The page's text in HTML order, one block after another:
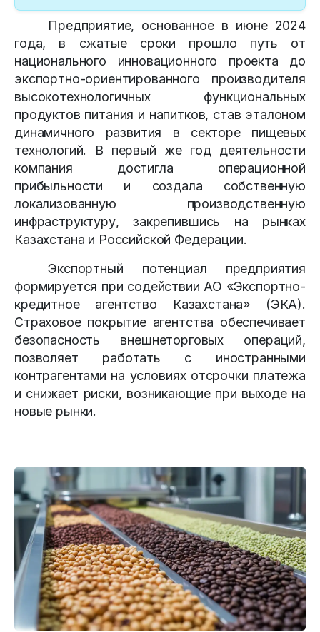
Предприятие, основанное в июне 2024
года, в сжатые сроки прошло путь от
национального инновационного проекта до
экспортно-ориентированного производителя
высокотехнологичных функциональных
продуктов питания и напитков, став эталоном
динамичного развития в секторе пищевых
технологий. В первый же год деятельности
компания достигла операционной
прибыльности и создала собственную
локализованную производственную
инфраструктуру, закрепившись на рынках
Казахстана и Российской Федерации.
Экспортный потенциал предприятия
формируется при содействии АО «Экспортно-
кредитное агентство Казахстана» (ЭКА).
Страховое покрытие агентства обеспечивает
безопасность внешнеторговых операций,
позволяет работать с иностранными
контрагентами на условиях отсрочки платежа
и снижает риски, возникающие при выходе на
новые рынки.